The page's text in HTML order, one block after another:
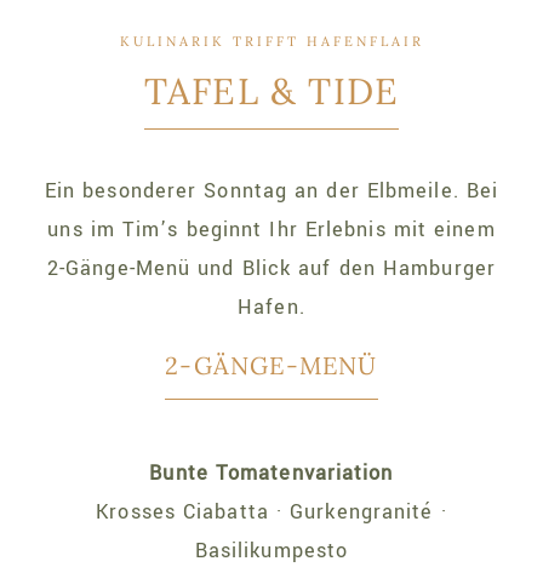
KULINARIK TRIFFT HAFENFLAIR
TAFEL & TIDE
Ein besonderer Sonntag an der Elbmeile. Bei
uns im Tim’s beginnt Ihr Erlebnis mit einem
2-Gänge-Menü und Blick auf den Hamburger
Hafen.
2-GÄNGE-MENÜ
Bunte Tomatenvariation
Krosses Ciabatta · Gurkengranité ·
Basilikumpesto